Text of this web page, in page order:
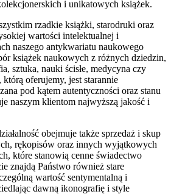
i unikatowych książek.
rzadkie książki, starodruki oraz
wartości intelektualnej i
naszego antykwariatu naukowego
książek naukowych z różnych dziedzin,
sztuka, nauki ścisłe, medycyna czy
oferujemy, jest starannie
pod kątem autentyczności oraz stanu
naszym klientom najwyższą jakość i
obejmuje także sprzedaż i skup
rękopisów oraz innych wyjątkowych
które stanowią cenne świadectwo
znajdą Państwo również stare
wartość sentymentalną i
dawną ikonografię i style